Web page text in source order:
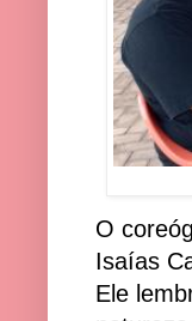
O
Isaías
Ele